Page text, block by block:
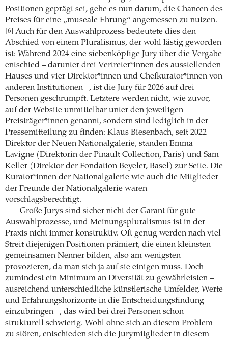
Positionen geprägt sei, gehe es nun darum, die Chancen des
Preises für eine „museale Ehrung“ angemessen zu nutzen.
[6]
Auch für den Auswahlprozess bedeutete dies den
Abschied von einem Pluralismus, der wohl lästig geworden
ist: Während 2024 eine siebenköpfige Jury über die Vergabe
entschied – darunter drei Vertreter*innen des ausstellenden
Hauses und vier Direktor*innen und Chefkurator*innen von
anderen Institutionen –, ist die Jury für 2026 auf drei
Personen geschrumpft. Letztere werden nicht, wie zuvor,
auf der Website unmittelbar unter den jeweiligen
Preisträger*innen genannt, sondern sind lediglich in der
Pressemitteilung zu finden: Klaus Biesenbach, seit 2022
Direktor der Neuen Nationalgalerie, standen Emma
Lavigne (Direktorin der Pinault Collection, Paris) und Sam
Keller (Direktor der Fondation Beyeler, Basel) zur Seite. Die
Kurator*innen der Nationalgalerie wie auch die Mitglieder
der Freunde der Nationalgalerie waren
vorschlagsberechtigt.
Große Jurys sind sicher nicht der Garant für gute
Auswahlprozesse, und Meinungspluralismus ist in der
Praxis nicht immer konstruktiv. Oft genug werden nach viel
Streit diejenigen Positionen prämiert, die einen kleinsten
gemeinsamen Nenner bilden, also am wenigsten
provozieren, da man sich ja auf sie einigen muss. Doch
zumindest ein Minimum an Diversität zu gewährleisten –
ausreichend unterschiedliche künstlerische Umfelder, Werte
und Erfahrungshorizonte in die Entscheidungsfindung
einzubringen –, das wird bei drei Personen schon
strukturell schwierig. Wohl ohne sich an diesem Problem
zu stören, entschieden sich die Jurymitglieder in diesem